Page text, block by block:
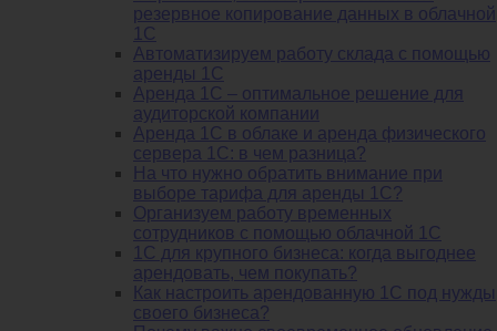
резервное копирование данных в облачной
1С
Автоматизируем работу склада с помощью
аренды 1С
Аренда 1С – оптимальное решение для
аудиторской компании
Аренда 1С в облаке и аренда физического
сервера 1С: в чем разница?
На что нужно обратить внимание при
выборе тарифа для аренды 1С?
Организуем работу временных
сотрудников с помощью облачной 1С
1С для крупного бизнеса: когда выгоднее
арендовать, чем покупать?
Как настроить арендованную 1С под нужды
своего бизнеса?